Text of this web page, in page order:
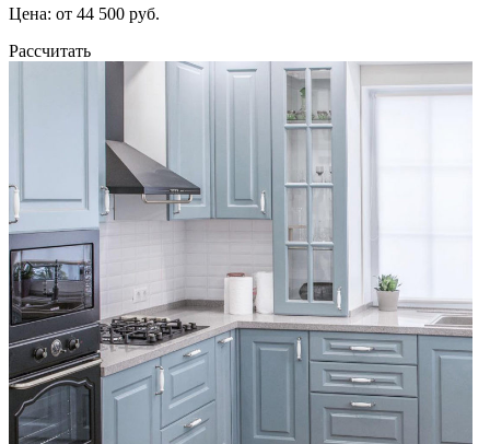
Цена: от 44 500 руб.
Рассчитать